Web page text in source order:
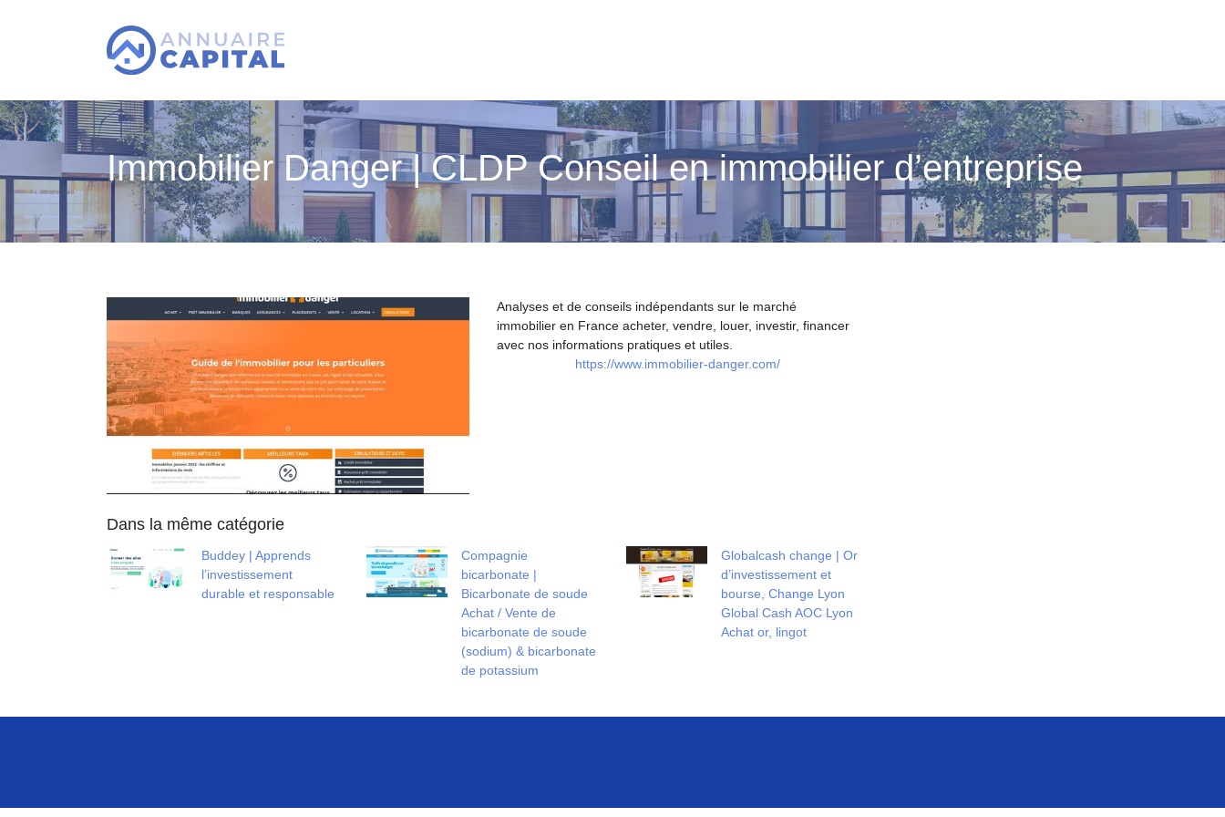
Immobilier Danger | CLDP Conseil en immobilier d’entreprise
Analyses et de conseils indépendants sur le marché
immobilier en France acheter, vendre, louer, investir, financer
avec nos informations pratiques et utiles.
https://www.immobilier-danger.com/
Dans la même catégorie
Buddey | Apprends
l’investissement
durable et responsable
Compagnie
bicarbonate |
Bicarbonate de soude
Achat / Vente de
bicarbonate de soude
(sodium) & bicarbonate
de potassium
Globalcash change | Or
d’in­vestis­se­ment et
bourse, Change Lyon
Global Cash AOC Lyon
Achat or, lingot